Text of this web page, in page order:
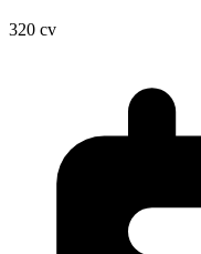
320 cv